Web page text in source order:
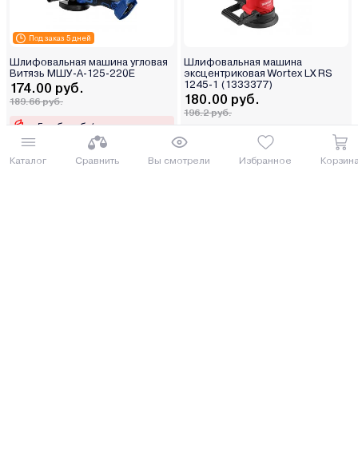
Каталог Сравнить Вы смотрели Избранное
Под заказ 5 дней
Шлифовальная машина угловая
Витязь МШУ-А-125-220Е
174.00 руб.
189.66 руб.
от 5 руб. руб./мес.
Шлифовальная машина
эксцентриковая Wortex LX RS
1245-1 (1333377)
180.00 руб.
196.2 руб.
от 5 руб. руб./мес.